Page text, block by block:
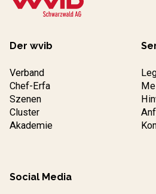
Der wvib
Verband
Chef-Erfa
Szenen
Cluster
Akademie
Social Media